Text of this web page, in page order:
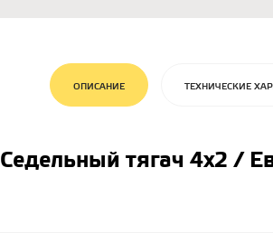
ОПИСАНИЕ ТЕХНИЧЕСКИЕ
Седельный тягач 4х2 /